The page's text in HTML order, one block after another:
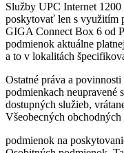
Služby UPC Internet
poskytovať len s využitím
GIGA Connect Box 6 od
podmienok aktuálne
a to v lokalitách
Ostatné práva a
podmienkach neupravené
dostupných služieb,
Všeobecných obchodných
podmienok na